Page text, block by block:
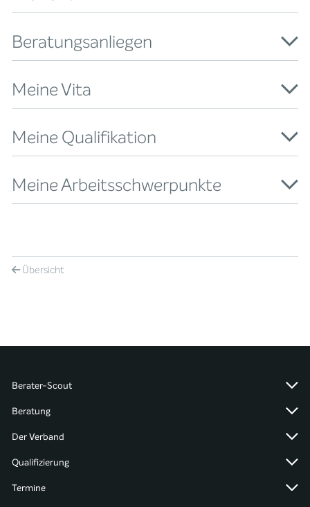
Beratungsanliegen
Meine Vita
Meine Qualifikation
Meine Arbeitsschwerpunkte
Übersicht
Berater-Scout
Beratung
Der Verband
Qualifizierung
Termine